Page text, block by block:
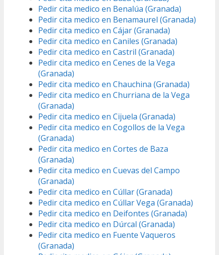
Pedir cita medico en Benalúa (Granada)
Pedir cita medico en Benamaurel (Granada)
Pedir cita medico en Cájar (Granada)
Pedir cita medico en Caniles (Granada)
Pedir cita medico en Castril (Granada)
Pedir cita medico en Cenes de la Vega
(Granada)
Pedir cita medico en Chauchina (Granada)
Pedir cita medico en Churriana de la Vega
(Granada)
Pedir cita medico en Cijuela (Granada)
Pedir cita medico en Cogollos de la Vega
(Granada)
Pedir cita medico en Cortes de Baza
(Granada)
Pedir cita medico en Cuevas del Campo
(Granada)
Pedir cita medico en Cúllar (Granada)
Pedir cita medico en Cúllar Vega (Granada)
Pedir cita medico en Deifontes (Granada)
Pedir cita medico en Dúrcal (Granada)
Pedir cita medico en Fuente Vaqueros
(Granada)